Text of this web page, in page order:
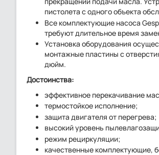
пистолета с одного объекта
Все комплектующие насоса
требуют длительное время
Установка оборудования
монтажные пластины с
дюйм.
Достоинства:
эффективное перекачивание
термостойкое исполнение;
защита двигателя от перегрева;
высокий уровень
режим рециркуляции;
качественные комплектующие,